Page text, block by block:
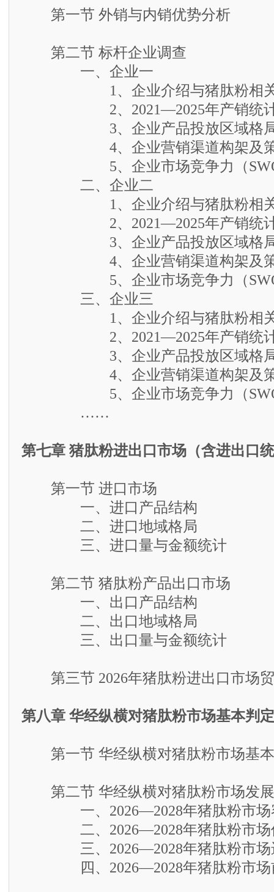
第一节 外销与内销优势分析
第二节 标杆企业调查
一、企业一
1、企业介绍与猪肽粉相关
2、2021—2025年产销统计
3、企业产品投放区域格
4、企业营销渠道构架及
5、企业市场竞争力（
二、企业二
1、企业介绍与猪肽粉相关
2、2021—2025年产销统计
3、企业产品投放区域格
4、企业营销渠道构架及
5、企业市场竞争力（
三、企业三
1、企业介绍与猪肽粉相关
2、2021—2025年产销统计
3、企业产品投放区域格
4、企业营销渠道构架及
5、企业市场竞争力（
……
第七章 猪肽粉进出口市场（含进出口
第一节 进口市场
一、进口产品结构
二、进口地域格局
三、进口量与金额统计
第二节 猪肽粉产品出口市场
一、出口产品结构
二、出口地域格局
三、出口量与金额统计
第三节 2026年猪肽粉进出口市场
第八章 华经纵横对猪肽粉市场基本判
第一节 华经纵横对猪肽粉市场基
第二节 华经纵横对猪肽粉市场发
一、2026—2028年猪肽粉市场
二、2026—2028年猪肽粉市场
三、2026—2028年猪肽粉市场
四、2026—2028年猪肽粉市场